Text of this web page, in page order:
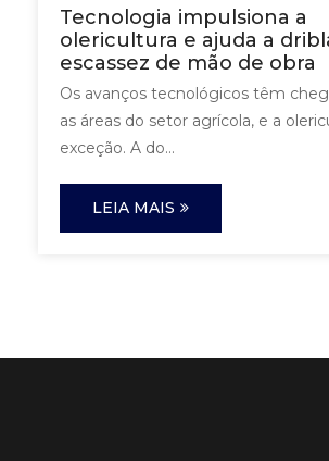
Tecnologia impulsiona a
olericultura e ajuda a
escassez de mão de obra
Os avanços tecnológicos têm
as áreas do setor agrícola, e a
exceção. A do...
LEIA MAIS